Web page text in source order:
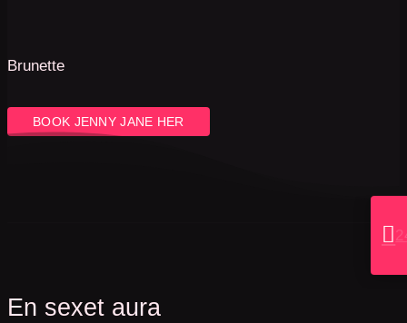
Brunette
BOOK JENNY JANE HER
En sexet aura
